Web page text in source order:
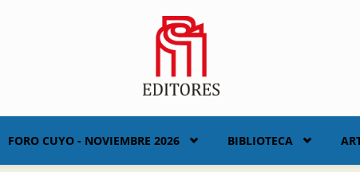
FORO CUYO - NOVIEMBRE 2026 BIBLIOTECA